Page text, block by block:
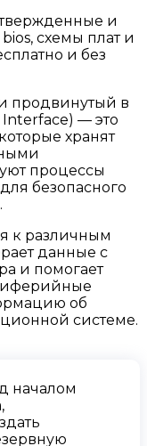
и
схемы плат и
и без
продвинутый в
Interface) — это
хранят
процессы
безопасного
к различным
данные с
и помогает
об
системе.
началом